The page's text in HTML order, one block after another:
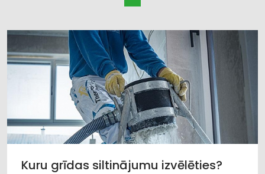
Kuru grīdas siltinājumu izvēlēties?